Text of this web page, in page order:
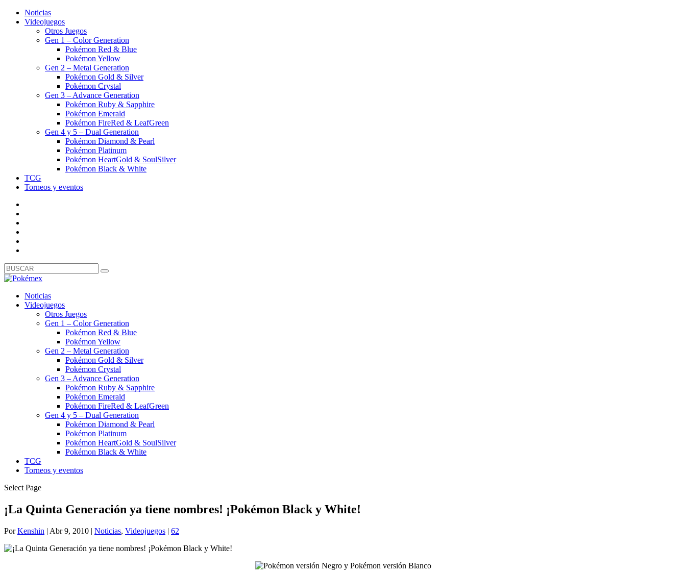
Noticias
Videojuegos
Otros Juegos
Gen 1 – Color Generation
Pokémon Red & Blue
Pokémon Yellow
Gen 2 – Metal Generation
Pokémon Gold & Silver
Pokémon Crystal
Gen 3 – Advance Generation
Pokémon Ruby & Sapphire
Pokémon Emerald
Pokémon FireRed & LeafGreen
Gen 4 y 5 – Dual Generation
Pokémon Diamond & Pearl
Pokémon Platinum
Pokémon HeartGold & SoulSilver
Pokémon Black & White
TCG
Torneos y eventos
Noticias
Videojuegos
Otros Juegos
Gen 1 – Color Generation
Pokémon Red & Blue
Pokémon Yellow
Gen 2 – Metal Generation
Pokémon Gold & Silver
Pokémon Crystal
Gen 3 – Advance Generation
Pokémon Ruby & Sapphire
Pokémon Emerald
Pokémon FireRed & LeafGreen
Gen 4 y 5 – Dual Generation
Pokémon Diamond & Pearl
Pokémon Platinum
Pokémon HeartGold & SoulSilver
Pokémon Black & White
TCG
Torneos y eventos
Select Page
¡La Quinta Generación ya tiene nombres! ¡Pokémon Black y White!
PorKenshin | Abr 9, 2010 | Noticias, Videojuegos | 62